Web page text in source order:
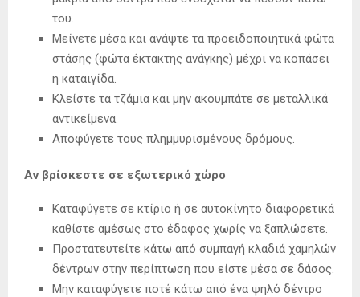
του.
Μείνετε μέσα και ανάψτε τα προειδοποιητικά φώτα
στάσης (φώτα έκτακτης ανάγκης) μέχρι να κοπάσει
η καταιγίδα.
Κλείστε τα τζάμια και μην ακουμπάτε σε μεταλλικά
αντικείμενα.
Αποφύγετε τους πλημμυρισμένους δρόμους.
Αν βρίσκεστε σε εξωτερικό χώρο
Καταφύγετε σε κτίριο ή σε αυτοκίνητο διαφορετικά
καθίστε αμέσως στο έδαφος χωρίς να ξαπλώσετε.
Προστατευτείτε κάτω από συμπαγή κλαδιά χαμηλών
δέντρων στην περίπτωση που είστε μέσα σε δάσος.
Μην καταφύγετε ποτέ κάτω από ένα ψηλό δέντρο